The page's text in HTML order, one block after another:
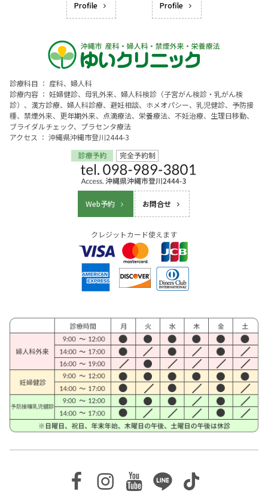
Profile Profile
診療科目 ： 産科、婦人科
診療内容 ： 妊婦健診、母乳外来、婦人科検診（子宮がん検診・乳がん検
診）、漢方診療、婦人科診療、避妊相談、ホメオパシー、乳児健診、予防接
種、禁煙外来、更年期外来、点滴療法、栄養療法、不妊治療、生理日移動、
ブライダルチェック、プラセンタ療法
アクセス ： 沖縄県沖縄市登川2444-3
Web予約 お問合せ
クレジットカード使えます
Facebook
Instagram
Youtube
LineTikTok